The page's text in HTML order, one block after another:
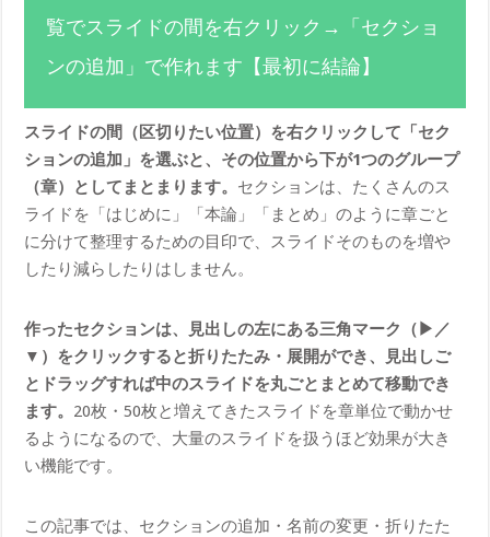
覧でスライドの間を右クリック→「セクショ
ンの追加」で作れます【最初に結論】
スライドの間（区切りたい位置）を右クリックして「セク
ションの追加」を選ぶと、その位置から下が1つのグループ
（章）としてまとまります。 セクションは、たくさんのス
ライドを「はじめに」「本論」「まとめ」のように章ごと
に分けて整理するための目印で、スライドそのものを増や
したり減らしたりはしません。
作ったセクションは、見出しの左にある三角マーク（▶／
▼）をクリックすると折りたたみ・展開ができ、見出しご
とドラッグすれば中のスライドを丸ごとまとめて移動でき
ます。 20枚・50枚と増えてきたスライドを章単位で動かせ
るようになるので、大量のスライドを扱うほど効果が大き
い機能です。
この記事では、セクションの追加・名前の変更・折りたた